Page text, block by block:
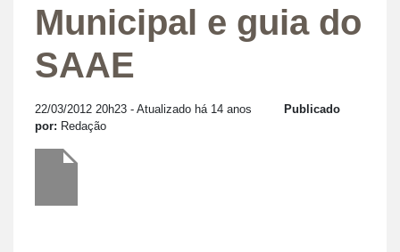
Municipal e guia do
SAAE
22/03/2012 20h23 - Atualizado há 14 anos
Publicado
por: Redação